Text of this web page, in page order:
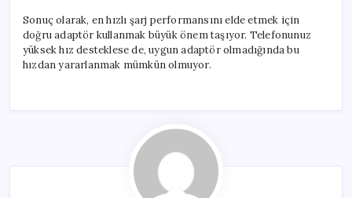
Sonuç olarak, en hızlı şarj performansını elde etmek için
doğru adaptör kullanmak büyük önem taşıyor. Telefonunuz
yüksek hız desteklese de, uygun adaptör olmadığında bu
hızdan yararlanmak mümkün olmuyor.